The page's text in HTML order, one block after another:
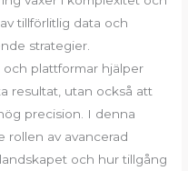
tillförlitlig data och
strategier.
och plattformar hjälper
resultat, utan också att
precision. I denna
rollen av avancerad
och hur tillgång